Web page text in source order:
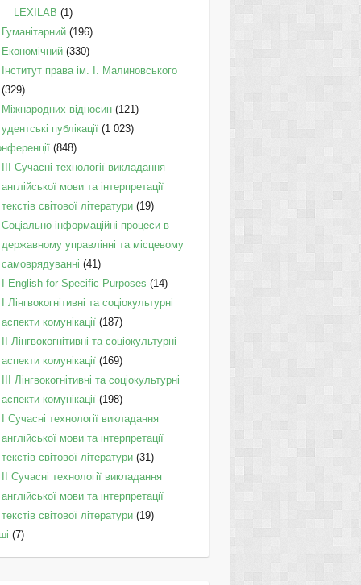
LEXILAB (1)
Гуманітарний(196)
Економічний(330)
Інститут права ім. І. Малиновського
(329)
Міжнародних відносин(121)
публікації(1 023)
(848)
III Сучасні технології викладання
англійської мови та інтерпретації
текстів світової літератури(19)
Соціально-інформаційні процеси в
державному управлінні та місцевому
самоврядуванні (41)
І English for Specific Purposes (14)
I Лінгвокогнітивні та соціокультурні
аспекти комунікації(187)
IІ Лінгвокогнітивні та соціокультурні
аспекти комунікації(169)
IІI Лінгвокогнітивні та соціокультурні
аспекти комунікації(198)
I Cучасні технології викладання
англійської мови та інтерпретації
текстів світової літератури(31)
II Cучасні технології викладання
англійської мови та інтерпретації
текстів світової літератури(19)
(7)